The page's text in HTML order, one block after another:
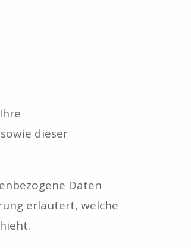
dieser
Daten
erläutert, welche